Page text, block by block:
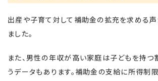
出産や子育て対して補助金の拡充を求める声
ました。
また、男性の年収が高い家庭は子どもを持つ
うデータもあります。補助金の支給に所得制